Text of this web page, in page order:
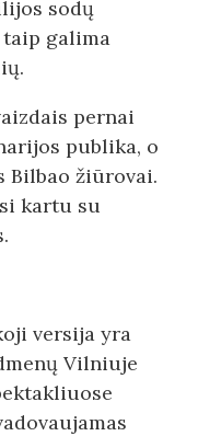
sodų
galima
pernai
publika, o
Bilbao žiūrovai.
kartu su
versija yra
Vilniuje